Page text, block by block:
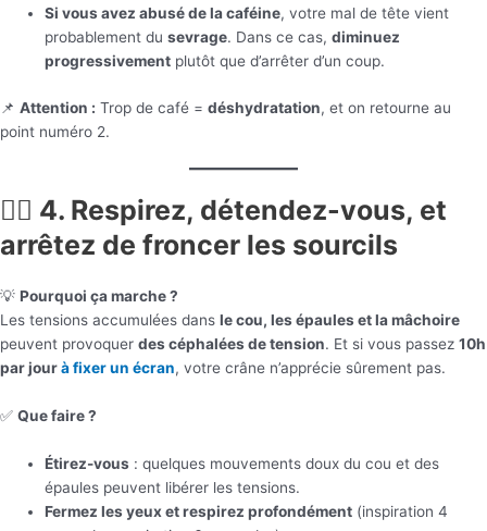
Si vous avez abusé de la caféine, votre mal de tête vient
probablement dusevrage. Dans ce cas,diminuez
progressivement plutôt que d’arrêter d’un coup.
📌 Attention : Trop de café = déshydratation, et on retourne au
point numéro 2.
🧘‍♂️ 4. Respirez, détendez-vous, et
arrêtez de froncer les sourcils
💡 Pourquoi ça marche ?
Les tensions accumulées dans le cou, les épaules et la mâchoire
peuvent provoquer des céphalées de tension. Et si vous passez 10h
par jourà fixer un écran, votre crâne n’apprécie sûrement pas.
✅ Que faire ?
Étirez-vous : quelques mouvements doux du cou et des
épaules peuvent libérer les tensions.
Fermez les yeux et respirez profondément (inspiration 4